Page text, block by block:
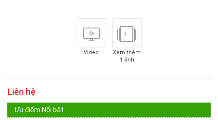
Video
1
Xem thêm
1 ảnh
Liên hệ
Ưu điểm Nổi bật